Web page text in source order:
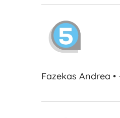
Fazekas Andrea •